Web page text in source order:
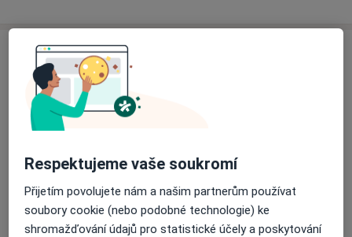
Adresa
Klinická psychologie
Brdičkova 1878,
Přiblížit mapu
se otevře v nové záložce
Dostupnost
Na této adrese online kalendář není aktivní
Co mám v takové situaci udělat?
Respektujeme vaše soukromí
Přijetím povolujete nám a našim partnerům používat
soubory cookie (nebo podobné technologie) ke
shromažďování údajů pro statistické účely a poskytování